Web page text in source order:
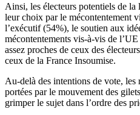
Ainsi, les électeurs potentiels de
leur choix par le mécontentement
l’exécutif (54%), le soutien aux
mécontentements vis-à-vis de
assez proches de ceux des
ceux de la France Insoumise.
Au-delà des intentions de vote,
portées par le mouvement des
grimper le sujet dans l’ordre des